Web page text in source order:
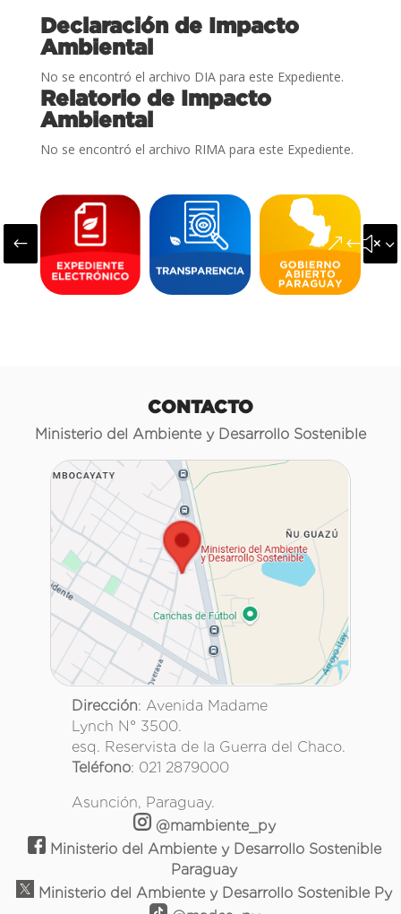
Declaración de Impacto
Ambiental
No se encontró el archivo DIA para este Expediente.
Relatorio de Impacto
Ambiental
No se encontró el archivo RIMA para este Expediente.
#
CONTACTO
Ministerio del Ambiente y Desarrollo Sostenible
Dirección: Avenida Madame
Lynch N° 3500.
esq. Reservista de la Guerra del Chaco.
Teléfono: 021 2879000
Asunción, Paraguay.
@mambiente_py
Ministerio del Ambiente y Desarrollo Sostenible
Paraguay
Ministerio del Ambiente y Desarrollo Sostenible Py